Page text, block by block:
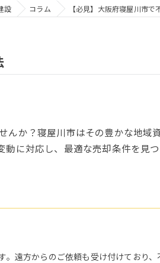
設 コラム 【必見】大阪府寝屋川市
か？寝屋川市はその豊かな地域
に対応し、最適な売却条件を見
遠方からのご依頼も受け付けており